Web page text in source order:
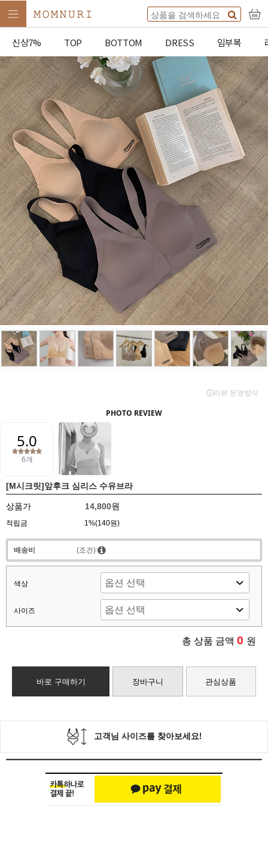
신상7% TOP BOTTOM DRESS 임부복
[M시크릿]앞후크 심리스 수유브라
상품가 14,800원
적립금 1%(140원)
배송비 (조건)
색상
사이즈
총 상품 금액 0 원
바로 구매하기 장바구니 관심상품